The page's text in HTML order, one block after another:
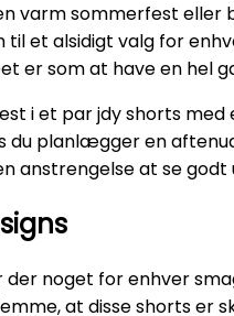
varm sommerfest
et alsidigt valg for
er som at have en hel
i et par jdy shorts med
du planlægger en
at se godt
noget for enhver
at disse shorts